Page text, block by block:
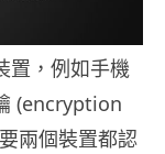
置，例如手機
(encryption
兩個裝置都認